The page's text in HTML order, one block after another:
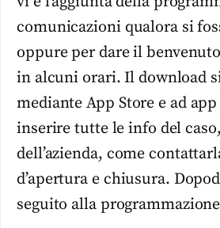
comunicazioni qualora si
oppure per dare il
in alcuni orari. Il download
mediante App Store e ad
inserire tutte le info del
dell’azienda, come
d’apertura e chiusura.
seguito alla